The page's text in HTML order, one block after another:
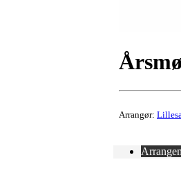
Arrangør: